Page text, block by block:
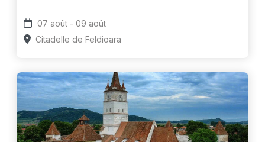
07 août - 09 août
Citadelle de Feldioara